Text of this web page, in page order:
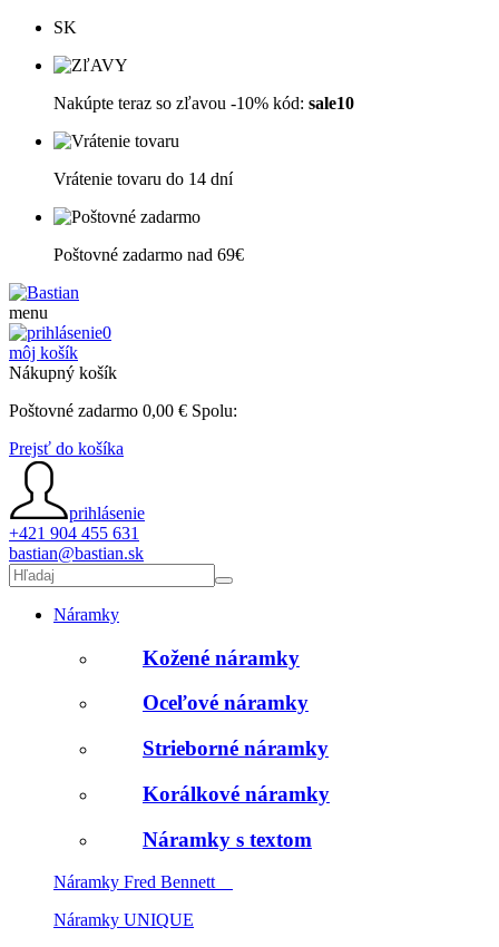
SK
Nakúpte teraz so zľavou -10% kód: sale10
Vrátenie tovaru do 14 dní
Poštovné zadarmo nad 69€
menu
0
môj košík
Nákupný košík
Poštovné zadarmo 0,00 € Spolu:
Prejsť do košíka
prihlásenie
+421 904 455 631
bastian@bastian.sk
Náramky
Kožené náramky
Oceľové náramky
Strieborné náramky
Korálkové náramky
Náramky s textom
Náramky Fred Bennett
Náramky UNIQUE